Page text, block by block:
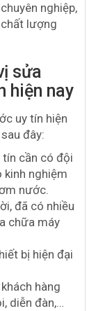
nghiệp,
lượng
sửa
hiện nay
uy tín hiện
đây:
cần có đội
kinh nghiệm
nước.
đã có nhiều
chữa máy
bị hiện đại
hàng
diễn đàn,…